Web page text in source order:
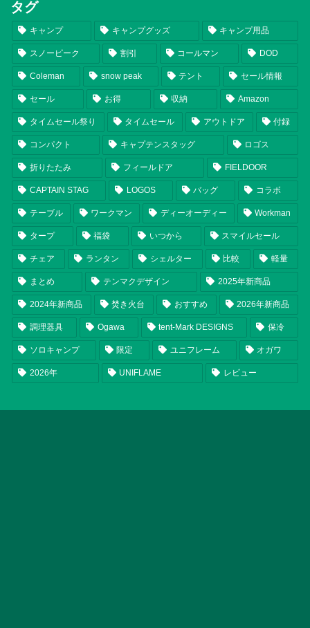
タグ
キャンプ キャンプグッズ キャンプ用品
スノーピーク 割引 コールマン DOD
Coleman snow peak テント セール情報
セール お得 収納 Amazon
タイムセール祭り タイムセール アウトドア 付録
コンパクト キャプテンスタッグ ロゴス
折りたたみ フィールドア FIELDOOR
CAPTAIN STAG LOGOS バッグ コラボ
テーブル ワークマン ディーオーディー Workman
タープ 福袋 いつから スマイルセール
チェア ランタン シェルター 比較 軽量
まとめ テンマクデザイン 2025年新商品
2024年新商品 焚き火台 おすすめ 2026年新商品
調理器具 Ogawa tent-Mark DESIGNS 保冷
ソロキャンプ 限定 ユニフレーム オガワ
2026年 UNIFLAME レビュー